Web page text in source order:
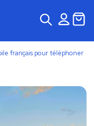
français pour téléphoner